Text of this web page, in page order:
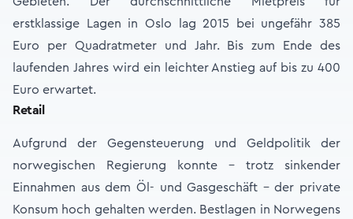
erstklassige Lagen in Oslo lag 2015 bei ungefähr 385
Euro per Quadratmeter und Jahr. Bis zum Ende des
laufenden Jahres wird ein leichter Anstieg auf bis zu 400
Euro erwartet.
Retail
Aufgrund der Gegensteuerung und Geldpolitik der
norwegischen Regierung konnte - trotz sinkender
Einnahmen aus dem Öl- und Gasgeschäft - der private
Konsum hoch gehalten werden. Bestlagen in Norwegens